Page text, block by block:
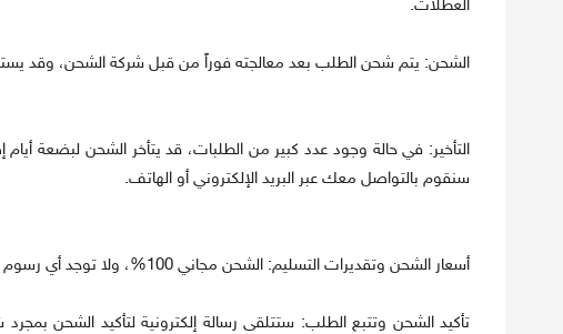
العطلات.
الشحن: يتم شحن الطلب بعد معالجته فوراً من قبل شركة الشحن، وقد يستغرق التسليم من 4-5 أيام عمل، مما يعني أنه
التأخير: في حالة وجود عدد كبير من الطلبات، قد يتأخر الشحن لبضعة
سنقوم بالتواصل معك عبر البريد الإلكتروني أو الهاتف.
أسعار الشحن وتقديرات التسليم: الشحن مجاني 100%، ولا توجد أي رسوم شحن على أي من طلباتك. قد يحدث بعض التأخير في التسليم أحيانًا.